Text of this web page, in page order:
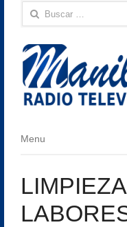
Buscar:
Menu
Menu